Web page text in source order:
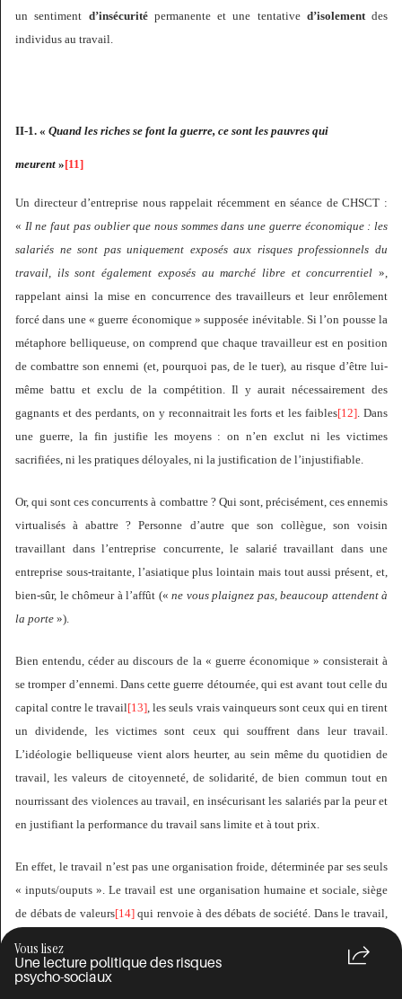
Vous lisez
Une lecture politique des risques
psycho-sociaux
un sentiment d’insécuritépermanente et une tentative d’isolementdes
individus au travail.
II-1. « Quand les riches se font la guerre, ce sont les pauvres qui
meurent »[11]
Un directeur d’entreprise nous rappelait récemment en séance de CHSCT :
« Il ne faut pas oublier que nous sommes dans une guerre économique : les
salariés ne sont pas uniquement exposés aux risques professionnels du
travail, ils sont également exposés au marché libre et concurrentiel »,
rappelant ainsi la mise en concurrence des travailleurs et leur enrôlement
forcé dans une « guerre économique » supposée inévitable. Si l’on pousse la
métaphore belliqueuse, on comprend que chaque travailleur est en position
de combattre son ennemi (et, pourquoi pas, de le tuer), au risque d’être lui-
même battu et exclu de la compétition. Il y aurait nécessairement des
gagnants et des perdants, on y reconnaitrait les forts et les faibles[12] . Dans
une guerre, la fin justifie les moyens : on n’en exclut ni les victimes
sacrifiées, ni les pratiques déloyales, ni la justification de l’injustifiable.
Or, qui sont ces concurrents à combattre ? Qui sont, précisément, ces ennemis
virtualisés à abattre ? Personne d’autre que son collègue, son voisin
travaillant dans l’entreprise concurrente, le salarié travaillant dans une
entreprise sous-traitante, l’asiatique plus lointain mais tout aussi présent, et,
bien-sûr, le chômeur à l’affût (« ne vous plaignez pas, beaucoup attendent à
la porte »).
Bien entendu, céder au discours de la « guerre économique » consisterait à
se tromper d’ennemi. Dans cette guerre détournée, qui est avant tout celle du
capital contre le travail[13], les seuls vrais vainqueurs sont ceux qui en tirent
un dividende, les victimes sont ceux qui souffrent dans leur travail.
L’idéologie belliqueuse vient alors heurter, au sein même du quotidien de
travail, les valeurs de citoyenneté, de solidarité, de bien commun tout en
nourrissant des violences au travail, en insécurisant les salariés par la peur et
en justifiant la performance du travail sans limite et à tout prix.
En effet, le travail n’est pas une organisation froide, déterminée par ses seuls
« inputs/ouputs ». Le travail est une organisation humaine et sociale, siège
de débats de valeurs[14]qui renvoie à des débats de société. Dans le travail,
valeurs marchandes et des valeurs non-marchandes
: productivité contre
sécurité dans les industries à risques, rentabilité contre qualité, résultats